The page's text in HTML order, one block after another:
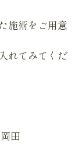
施術をご用意
れてみてくだ
田